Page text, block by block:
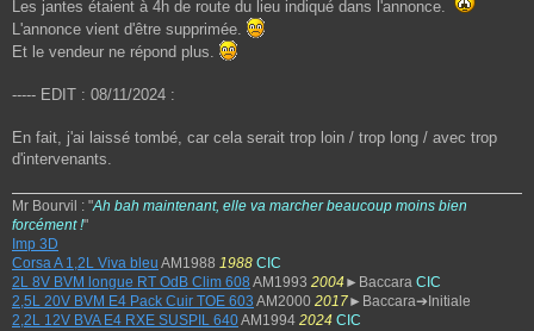
Les jantes étaient à 4h de route du lieu indiqué dans l'annonce.
L'annonce vient d'être supprimée.
Et le vendeur ne répond plus.
----- EDIT : 08/11/2024 :
En fait, j'ai laissé tombé, car cela serait trop loin / trop long / avec trop
d'intervenants.
Mr Bourvil : "Ah bah maintenant, elle va marcher beaucoup moins bien
forcément !"
Imp 3D
Corsa A 1,2L Viva bleu AM1988 1988 CIC
2L 8V BVM longue RT OdB Clim 608 AM1993 2004 ►Baccara CIC
2,5L 20V BVM E4 Pack Cuir TOE 603 AM2000 2017►Baccara➔Initiale
2,2L 12V BVA E4 RXE SUSPIL 640AM1994 2024 CIC